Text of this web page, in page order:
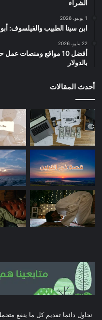
الشراء
1 يونيو، 2026
ابن سينا الطبيب والفيلسوف:
22 مايو، 2026
أفضل 10 مواقع ومنصات
بالدولار
أحدث المقالات
نحاول دائما تقديم كل ما ينفع